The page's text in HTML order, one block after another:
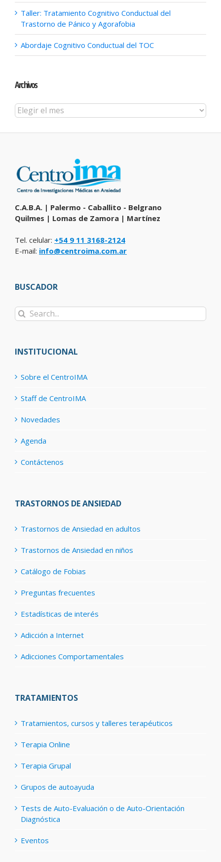
Taller: Tratamiento Cognitivo Conductual del
Trastorno de Pánico y Agorafobia
Abordaje Cognitivo Conductual del TOC
Archivos
Archivos
C.A.B.A. | Palermo - Caballito - Belgrano
Quilmes | Lomas de Zamora | Martínez
Tel. celular: +54 9 11 3168-2124
E-mail: info@centroima.com.ar
BUSCADOR
Search
for:
INSTITUCIONAL
Sobre el CentroIMA
Staff de CentroIMA
Novedades
Agenda
Contáctenos
TRASTORNOS DE ANSIEDAD
Trastornos de Ansiedad en adultos
Trastornos de Ansiedad en niños
Catálogo de Fobias
Preguntas frecuentes
Estadísticas de interés
Adicción a Internet
Adicciones Comportamentales
TRATAMIENTOS
Tratamientos, cursos y talleres terapéuticos
Terapia Online
Terapia Grupal
Grupos de autoayuda
Tests de Auto-Evaluación o de Auto-Orientación
Diagnóstica
Eventos